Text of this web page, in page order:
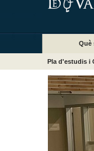
Què
Pla d'estudis i